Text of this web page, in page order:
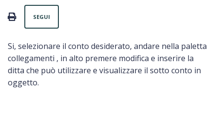
PRINT
SEGUI
Si, selezionare il conto desiderato, andare nella paletta
collegamenti , in alto premere modifica e inserire la
ditta che può utilizzare e visualizzare il sotto conto in
oggetto.